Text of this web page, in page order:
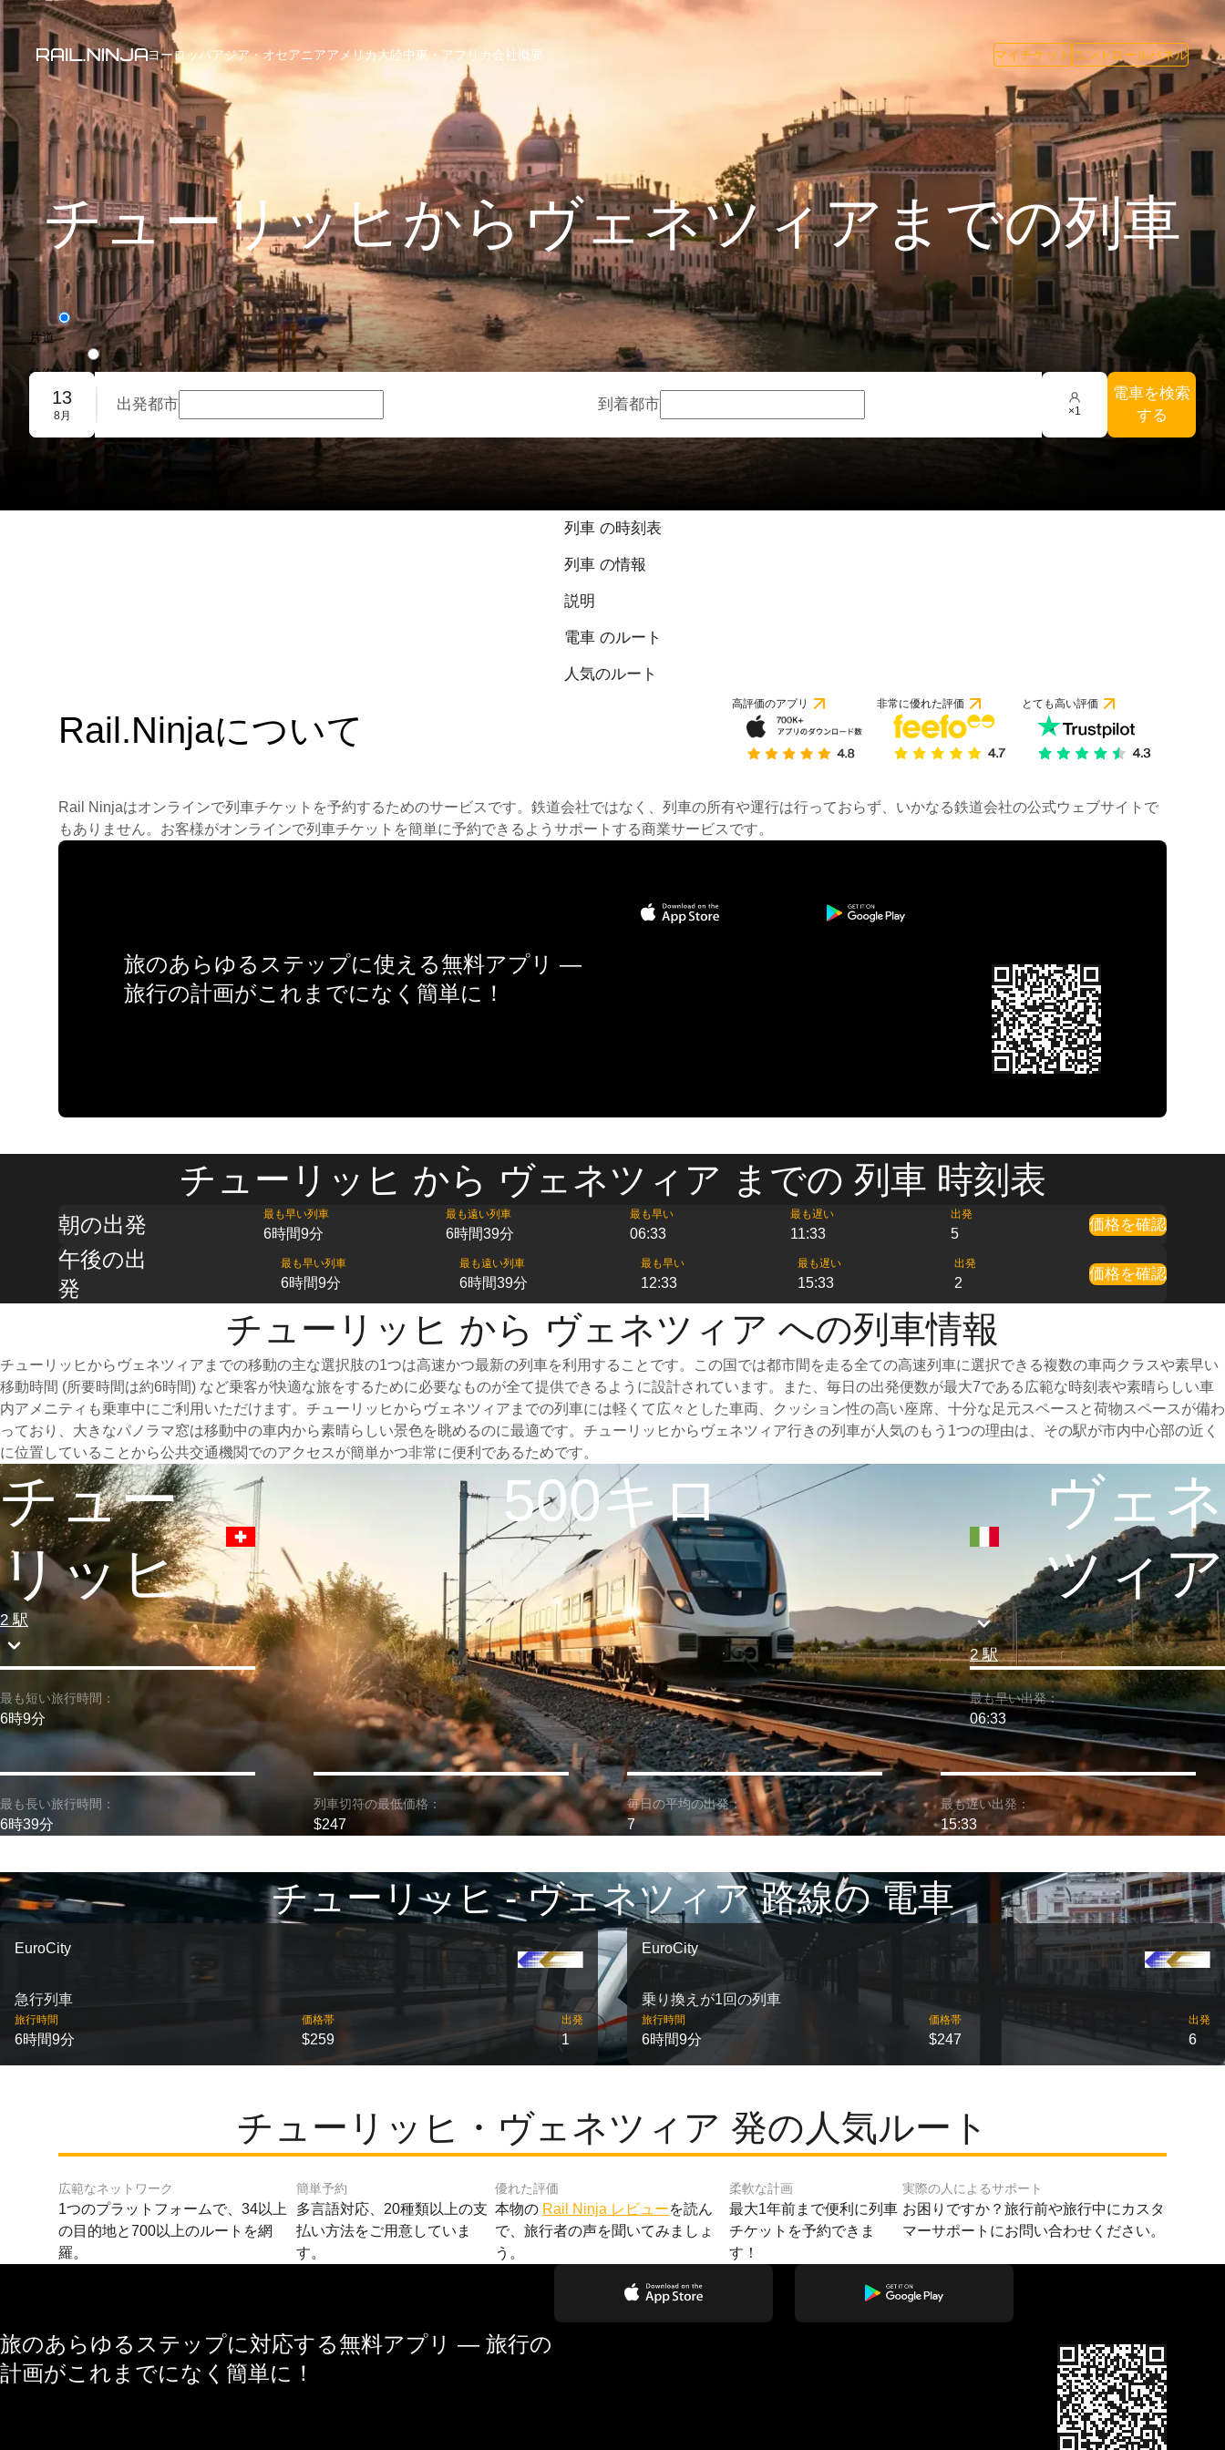
ヨーロッパアジア・オセアニアアメリカ大陸中東・アフリカ会社概要 マイチケット コントロールパネル
チューリッヒからヴェネツィアまでの列車
片道
往復旅行
団体予約
13
8月
出発都市 到着都市 ×1
電車を検索
する
列車 の時刻表
列車 の情報
説明
電車 のルート
人気のルート
Rail.Ninjaについて
高評価のアプリ 非常に優れた評価 とても高い評価
Rail Ninjaはオンラインで列車チケットを予約するためのサービスです。鉄道会社ではなく、列車の所有や運行は行っておらず、いかなる鉄道会社の公式ウェブサイトで
もありません。お客様がオンラインで列車チケットを簡単に予約できるようサポートする商業サービスです。
旅のあらゆるステップに使える無料アプリ —
旅行の計画がこれまでになく簡単に！
チューリッヒ から ヴェネツィア までの 列車 時刻表
朝の出発 最も早い列車
6時間9分
最も遠い列車
6時間39分
最も早い
06:33
最も遅い
11:33
出発
5
価格を確認
午後の出
発
最も早い列車
6時間9分
最も遠い列車
6時間39分
最も早い
12:33
最も遅い
15:33
出発
2
価格を確認
チューリッヒ から ヴェネツィア への列車情報
チューリッヒからヴェネツィアまでの移動の主な選択肢の1つは高速かつ最新の列車を利用することです。この国では都市間を走る全ての高速列車に選択できる複数の車両クラスや素早い
移動時間 (所要時間は約6時間) など乗客が快適な旅をするために必要なものが全て提供できるように設計されています。また、毎日の出発便数が最大7である広範な時刻表や素晴らしい車
内アメニティも乗車中にご利用いただけます。チューリッヒからヴェネツィアまでの列車には軽くて広々とした車両、クッション性の高い座席、十分な足元スペースと荷物スペースが備わ
っており、大きなパノラマ窓は移動中の車内から素晴らしい景色を眺めるのに最適です。チューリッヒからヴェネツィア行きの列車が人気のもう1つの理由は、その駅が市内中心部の近く
に位置していることから公共交通機関でのアクセスが簡単かつ非常に便利であるためです。
チュー
リッヒ
2 駅
500キロ
ヴェネ
ツィア
2 駅
最も短い旅行時間：
6時9分
最も早い出発：
06:33
最も長い旅行時間：
6時39分
列車切符の最低価格：
$247
毎日の平均の出発：
7
最も遅い出発：
15:33
チューリッヒ - ヴェネツィア 路線の 電車
EuroCity
急行列車
旅行時間
6時間9分
価格帯
$259
出発
1
EuroCity
乗り換えが1回の列車
旅行時間
6時間9分
価格帯
$247
出発
6
チューリッヒ・ヴェネツィア 発の人気ルート
広範なネットワーク
1つのプラットフォームで、34以上
の目的地と700以上のルートを網
羅。
簡単予約
多言語対応、20種類以上の支
払い方法をご用意していま
す。
優れた評価
本物の Rail Ninja レビューを読ん
で、旅行者の声を聞いてみましょ
う。
柔軟な計画
最大1年前まで便利に列車
チケットを予約できま
す！
実際の人によるサポート
お困りですか？旅行前や旅行中にカスタ
マーサポートにお問い合わせください。
旅のあらゆるステップに対応する無料アプリ — 旅行の
計画がこれまでになく簡単に！